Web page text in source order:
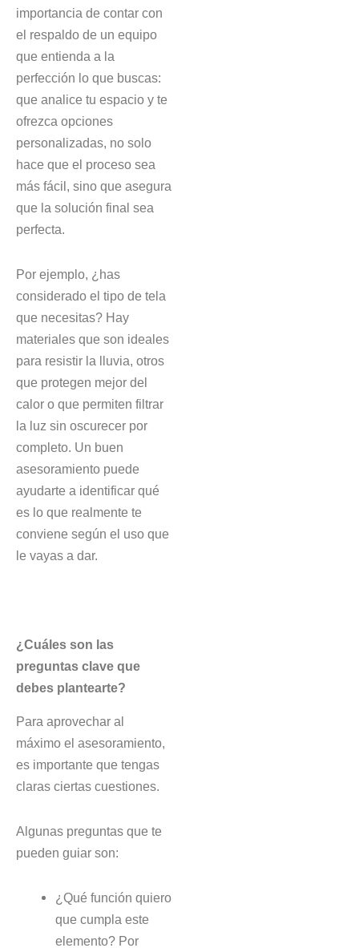
importancia de contar con
el respaldo de un equipo
que entienda a la
perfección lo que buscas:
que analice tu espacio y te
ofrezca opciones
personalizadas, no solo
hace que el proceso sea
más fácil, sino que asegura
que la solución final sea
perfecta.
Por ejemplo, ¿has
considerado el tipo de tela
que necesitas? Hay
materiales que son ideales
para resistir la lluvia, otros
que protegen mejor del
calor o que permiten filtrar
la luz sin oscurecer por
completo. Un buen
asesoramiento puede
ayudarte a identificar qué
es lo que realmente te
conviene según el uso que
le vayas a dar.
¿Cuáles son las
preguntas clave que
debes plantearte?
Para aprovechar al
máximo el asesoramiento,
es importante que tengas
claras ciertas cuestiones.
Algunas preguntas que te
pueden guiar son:
¿Qué función quiero
que cumpla este
elemento? Por